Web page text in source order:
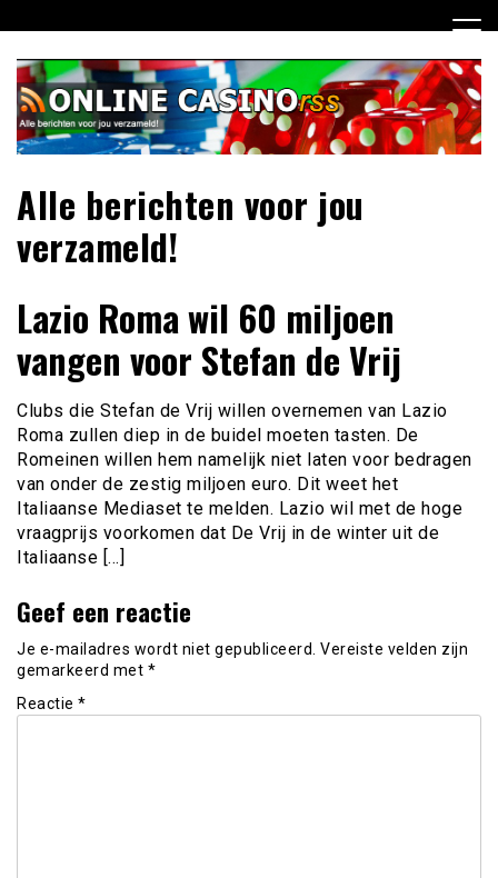
naar
inhoud
Alle berichten voor jou
verzameld!
Lazio Roma wil 60 miljoen
vangen voor Stefan de Vrij
Clubs die Stefan de Vrij willen overnemen van Lazio
Roma zullen diep in de buidel moeten tasten. De
Romeinen willen hem namelijk niet laten voor bedragen
van onder de zestig miljoen euro. Dit weet het
Italiaanse Mediaset te melden. Lazio wil met de hoge
vraagprijs voorkomen dat De Vrij in de winter uit de
Italiaanse […]
Geef een reactie
Je e-mailadres wordt niet gepubliceerd. Vereiste velden zijn
gemarkeerd met *
Reactie *